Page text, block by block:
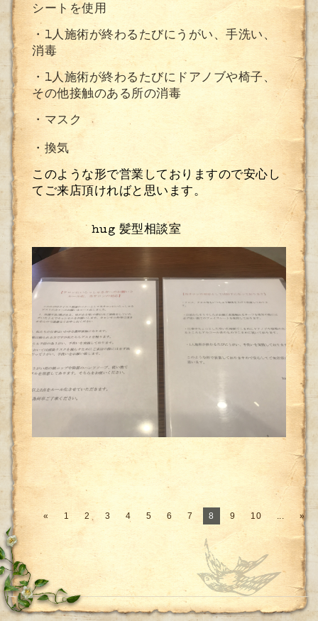
シートを使用
・1人施術が終わるたびにうがい、手洗い、
消毒
・1人施術が終わるたびにドアノブや椅子、
その他接触のある所の消毒
・マスク
・換気
このような形で営業しておりますので安心し
てご来店頂ければと思います。
hug 髪型相談室
« 1 2 3 4 5 6 7 8 9 10 »